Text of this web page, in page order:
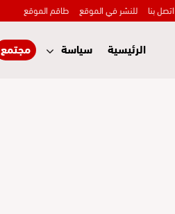
اتصل بنا للنشر في الموقع طاقم الموقع
الرئيسية سياسة مجتمع